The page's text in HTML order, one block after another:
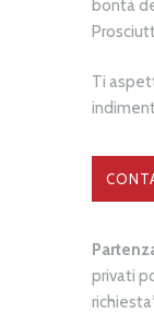
bontà
Ti
privati